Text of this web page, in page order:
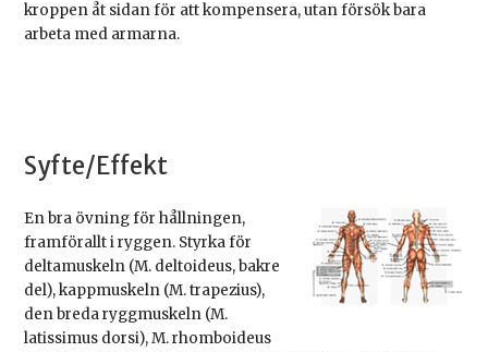
kroppen åt sidan för att kompensera, utan försök bara
arbeta med armarna.
Syfte/Effekt
En bra övning för hållningen,
framförallt i ryggen. Styrka för
deltamuskeln (M. deltoideus, bakre
del), kappmuskeln (M. trapezius),
den breda ryggmuskeln (M.
latissimus dorsi), M. rhomboideus